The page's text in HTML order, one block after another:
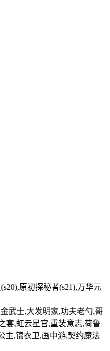
原初探秘者(s21),万华元
武士,大发明家,功夫老勺,哥
宴,虹云星官,重装意志,荷鲁
主,锦衣卫,画中游,契约魔法